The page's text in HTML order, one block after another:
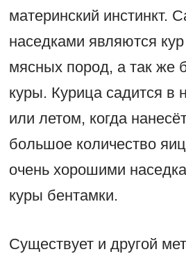
материнский инстинкт.
наседками являются
мясных пород, а так же
куры. Курица садится в
или летом, когда
большое количество
очень хорошими
куры бентамки.
Существует и другой